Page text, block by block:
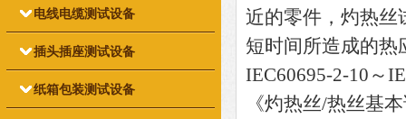
电线电缆测试设备
插头插座测试设备
纸箱包装测试设备
近的零件，灼热丝
短时间所造成的热
IEC60695-2-10～
《灼热丝/热丝基